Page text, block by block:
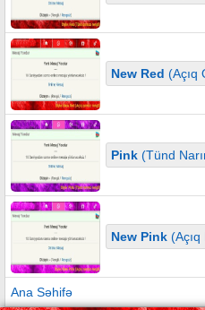
New Red (Açıq
Pink(Tünd
New Pink(Açıq
Ana Səhifə